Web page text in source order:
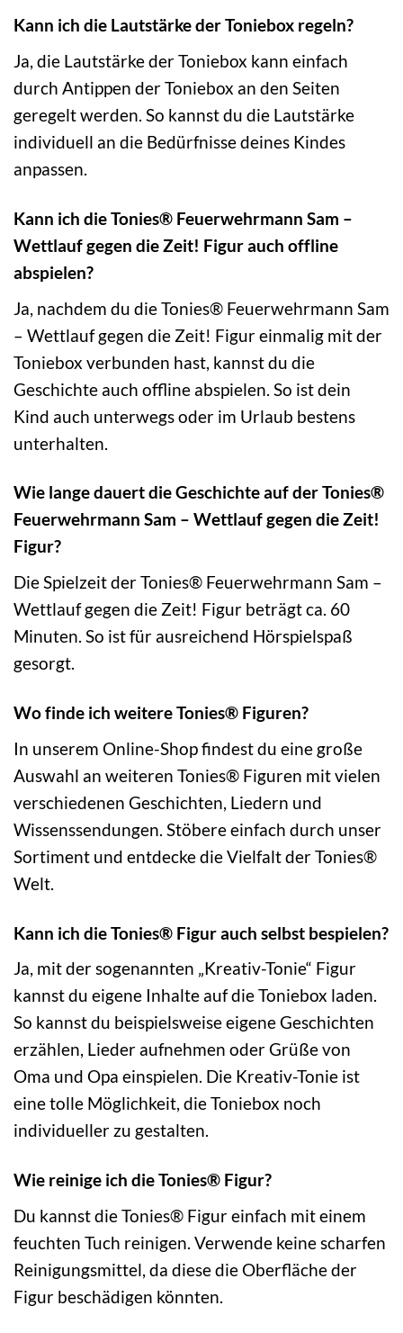
Kann ich die Lautstärke der Toniebox regeln?
Ja, die Lautstärke der Toniebox kann einfach
durch Antippen der Toniebox an den Seiten
geregelt werden. So kannst du die Lautstärke
individuell an die Bedürfnisse deines Kindes
anpassen.
Kann ich die Tonies® Feuerwehrmann Sam –
Wettlauf gegen die Zeit! Figur auch offline
abspielen?
Ja, nachdem du die Tonies® Feuerwehrmann Sam
– Wettlauf gegen die Zeit! Figur einmalig mit der
Toniebox verbunden hast, kannst du die
Geschichte auch offline abspielen. So ist dein
Kind auch unterwegs oder im Urlaub bestens
unterhalten.
Wie lange dauert die Geschichte auf der Tonies®
Feuerwehrmann Sam – Wettlauf gegen die Zeit!
Figur?
Die Spielzeit der Tonies® Feuerwehrmann Sam –
Wettlauf gegen die Zeit! Figur beträgt ca. 60
Minuten. So ist für ausreichend Hörspielspaß
gesorgt.
Wo finde ich weitere Tonies® Figuren?
In unserem Online-Shop findest du eine große
Auswahl an weiteren Tonies® Figuren mit vielen
verschiedenen Geschichten, Liedern und
Wissenssendungen. Stöbere einfach durch unser
Sortiment und entdecke die Vielfalt der Tonies®
Welt.
Kann ich die Tonies® Figur auch selbst bespielen?
Ja, mit der sogenannten „Kreativ-Tonie“ Figur
kannst du eigene Inhalte auf die Toniebox laden.
So kannst du beispielsweise eigene Geschichten
erzählen, Lieder aufnehmen oder Grüße von
Oma und Opa einspielen. Die Kreativ-Tonie ist
eine tolle Möglichkeit, die Toniebox noch
individueller zu gestalten.
Wie reinige ich die Tonies® Figur?
Du kannst die Tonies® Figur einfach mit einem
feuchten Tuch reinigen. Verwende keine scharfen
Reinigungsmittel, da diese die Oberfläche der
Figur beschädigen könnten.